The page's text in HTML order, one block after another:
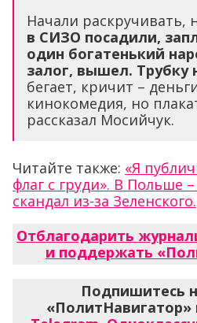
Начали раскручивать,
в СИЗО посадили,
один богатенький
залог, вышел. Трубку
бегает, кричит –
кинокомедия, но
рассказал Мосийчук.
Читайте также: «Я
флаг с груди». В Польше
скандал из-за Зеленского.
Отблагодарить
и поддержать
Подпишитесь
«ПолитНавигатор»